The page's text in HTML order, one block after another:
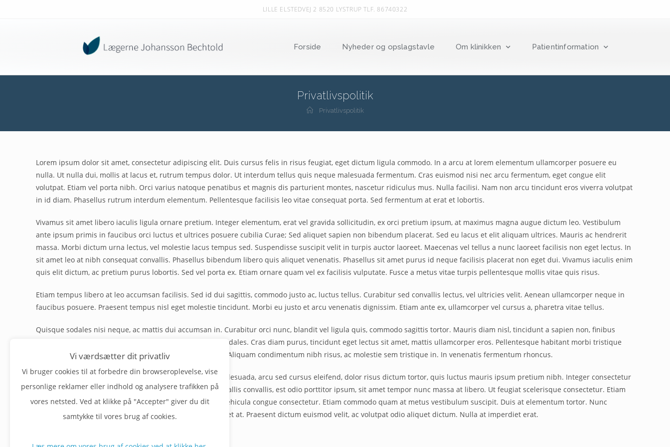
LILLE ELSTEDVEJ 2 8520 LYSTRUP TLF. 86740322
Forside Nyheder og opslagstavle Om klinikken Patientinformation
Privatlivspolitik
Privatlivspolitik
Lorem ipsum dolor sit amet, consectetur adipiscing elit. Duis cursus felis in risus feugiat, eget dictum ligula commodo. In a arcu at lorem elementum ullamcorper posuere eu
nulla. Ut nulla dui, mollis at lacus et, rutrum tempus dolor. Ut interdum tellus quis neque malesuada fermentum. Cras euismod nisi nec arcu fermentum, eget congue elit
volutpat. Etiam vel porta nibh. Orci varius natoque penatibus et magnis dis parturient montes, nascetur ridiculus mus. Nulla facilisi. Nam non arcu tincidunt eros viverra volutpat
in id diam. Phasellus rutrum interdum elementum. Pellentesque facilisis leo vitae consequat porta. Sed fermentum at erat et lobortis.
Vivamus sit amet libero iaculis ligula ornare pretium. Integer elementum, erat vel gravida sollicitudin, ex orci pretium ipsum, at maximus magna augue dictum leo. Vestibulum
ante ipsum primis in faucibus orci luctus et ultrices posuere cubilia Curae; Sed aliquet sapien non bibendum placerat. Sed eu lacus et elit aliquam ultrices. Mauris ac hendrerit
massa. Morbi dictum urna lectus, vel molestie lacus tempus sed. Suspendisse suscipit velit in turpis auctor laoreet. Maecenas vel tellus a nunc laoreet facilisis non eget lectus. In
sit amet leo at nibh consequat convallis. Phasellus bibendum libero quis aliquet venenatis. Phasellus sit amet purus id neque facilisis placerat non eget dui. Vivamus iaculis enim
quis elit dictum, ac pretium purus lobortis. Sed vel porta ex. Etiam ornare quam vel ex facilisis vulputate. Fusce a metus vitae turpis pellentesque mollis vitae quis risus.
Etiam tempus libero at leo accumsan facilisis. Sed id dui sagittis, commodo justo ac, luctus tellus. Curabitur sed convallis lectus, vel ultricies velit. Aenean ullamcorper neque in
faucibus posuere. Praesent tempus nisl eget molestie tincidunt. Morbi eu justo et arcu venenatis dignissim. Etiam ante ex, ullamcorper vel cursus a, pharetra vitae tellus.
Quisque sodales nisi neque, ac mattis dui accumsan in. Curabitur orci nunc, blandit vel ligula quis, commodo sagittis tortor. Mauris diam nisl, tincidunt a sapien non, finibus
maximus augue. Integer eget lectus et ipsum tincidunt sodales. Cras diam purus, tincidunt eget lectus sit amet, mattis ullamcorper eros. Pellentesque habitant morbi tristique
senectus et netus et malesuada fames ac turpis egestas. Aliquam condimentum nibh risus, ac molestie sem tristique in. In venenatis fermentum rhoncus.
Etiam tempor blandit felis mollis condimentum. Nulla malesuada, arcu sed cursus eleifend, dolor risus dictum tortor, quis luctus mauris ipsum pretium nibh. Integer consectetur
dui et mi mollis viverra. Nam cursus, metus sit amet convallis convallis, est odio porttitor ipsum, sit amet tempor nunc massa at libero. Ut feugiat scelerisque consectetur. Etiam
fermentum lorem sit amet hendrerit ullamcorper. Nam vehicula congue consectetur. Etiam commodo quam at metus vestibulum suscipit. Duis at elementum tortor. Nunc
tincidunt ullamcorper ante, sit amet pulvinar purus aliquet at. Praesent dictum euismod velit, ac volutpat odio aliquet dictum. Nulla at imperdiet erat.
Vi værdsætter dit privatliv
Vi bruger cookies til at forbedre din browseroplevelse, vise
personlige reklamer eller indhold og analysere trafikken på
vores netsted. Ved at klikke på "Accepter" giver du dit
samtykke til vores brug af cookies.